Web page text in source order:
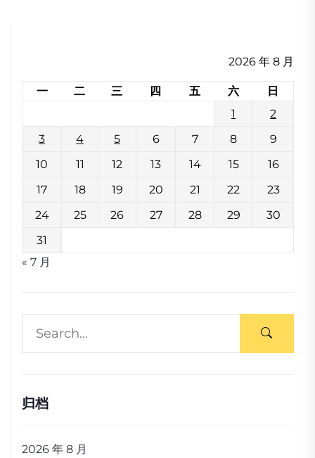
2026 年 8 月
一 二 三 四 五 六
日
1
2
3
4 5 6 7 8
9
10
11 12 13 14 15
16
17
18 19 20 21 22
23
24
25 26 27 28 29
30
31
« 7 月
归档
2026 年 8 月